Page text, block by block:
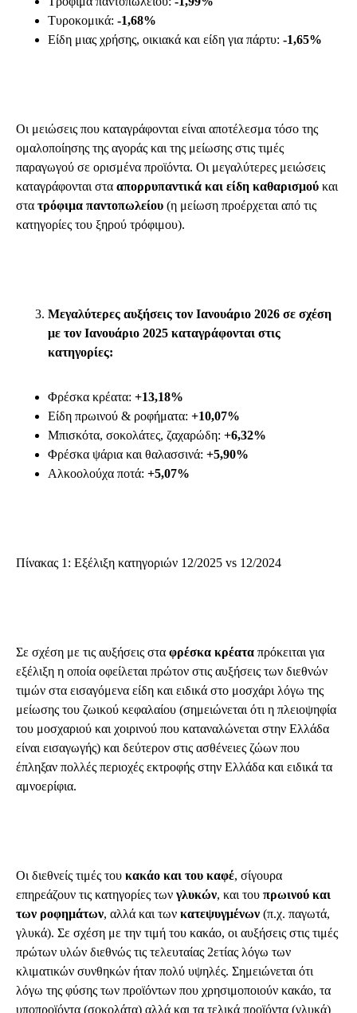
Τυροκομικά: -1,68%
Είδη μιας χρήσης, οικιακά και είδη για πάρτυ: -1,65%
Οι μειώσεις που καταγράφονται είναι αποτέλεσμα τόσο της
ομαλοποίησης της αγοράς και της μείωσης στις τιμές
παραγωγού σε ορισμένα προϊόντα. Οι μεγαλύτερες μειώσεις
καταγράφονται στα απορρυπαντικά και είδη καθαρισμού και
στα τρόφιμα παντοπωλείου (η μείωση προέρχεται από τις
κατηγορίες του ξηρού τρόφιμου).
Μεγαλύτερες αυξήσεις τον Ιανουάριο 2026 σε σχέση
με τον Ιανουάριο 2025 καταγράφονται στις
κατηγορίες:
Φρέσκα κρέατα: +13,18%
Είδη πρωινού & ροφήματα: +10,07%
Μπισκότα, σοκολάτες, ζαχαρώδη: +6,32%
Φρέσκα ψάρια και θαλασσινά: +5,90%
Αλκοολούχα ποτά: +5,07%
Πίνακας 1: Εξέλιξη κατηγοριών 12/2025 vs 12/2024
Σε σχέση με τις αυξήσεις στα φρέσκα κρέατα πρόκειται για
εξέλιξη η οποία οφείλεται πρώτον στις αυξήσεις των διεθνών
τιμών στα εισαγόμενα είδη και ειδικά στο μοσχάρι λόγω της
μείωσης του ζωικού κεφαλαίου (σημειώνεται ότι η πλειοψηφία
του μοσχαριού και χοιρινού που καταναλώνεται στην Ελλάδα
είναι εισαγωγής) και δεύτερον στις ασθένειες ζώων που
έπληξαν πολλές περιοχές εκτροφής στην Ελλάδα και ειδικά τα
αμνοερίφια.
Οι διεθνείς τιμές του κακάο και του καφέ, σίγουρα
επηρεάζουν τις κατηγορίες των γλυκών, και του πρωινού και
των ροφημάτων, αλλά και των κατεψυγμένων (π.χ. παγωτά,
γλυκά). Σε σχέση με την τιμή του κακάο, οι αυξήσεις στις τιμές
πρώτων υλών διεθνώς τις τελευταίας 2ετίας λόγω των
κλιματικών συνθηκών ήταν πολύ υψηλές. Σημειώνεται ότι
λόγω της φύσης των προϊόντων που χρησιμοποιούν κακάο, τα
υποπροϊόντα (σοκολάτα) αλλά και τα τελικά προϊόντα (γλυκά)